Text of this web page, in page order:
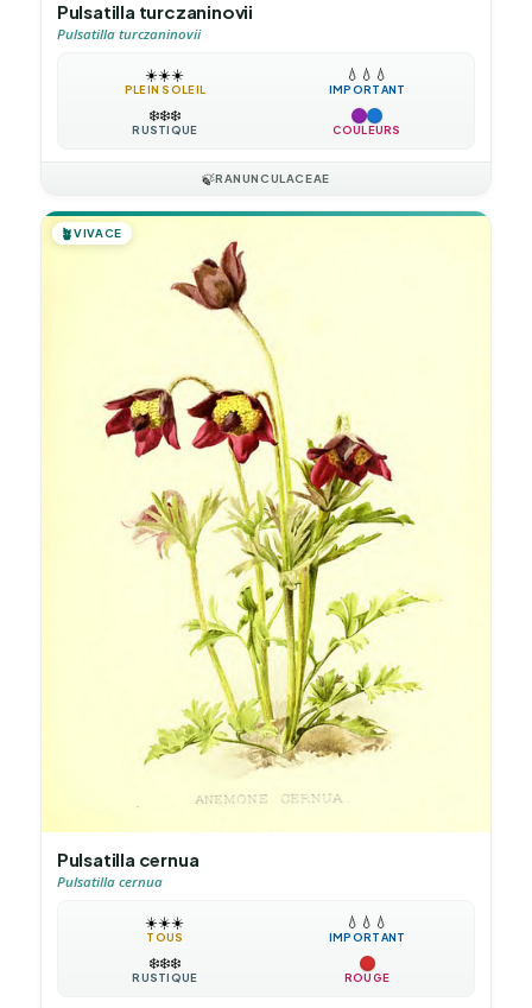
Pulsatilla turczaninovii
Pulsatilla turczaninovii
☀️☀️☀️
PLEIN SOLEIL
💧 💧 💧
IMPORTANT
❄️❄️❄️
RUSTIQUE COULEURS
🍃RANUNCULACEAE
🪴VIVACE
Pulsatilla cernua
Pulsatilla cernua
☀️☀️☀️
TOUS
💧 💧 💧
IMPORTANT
❄️❄️❄️
RUSTIQUE ROUGE